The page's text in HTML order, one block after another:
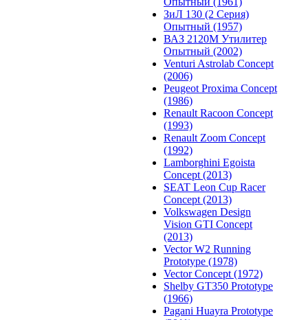
ЗиЛ 130 (2 Серия)
Опытный (1957)
ВАЗ 2120М Утилитер
Опытный (2002)
Venturi Astrolab Concept
(2006)
Peugeot Proxima Concept
(1986)
Renault Racoon Concept
(1993)
Renault Zoom Concept
(1992)
Lamborghini Egoista
Concept (2013)
SEAT Leon Cup Racer
Concept (2013)
Volkswagen Design
Vision GTI Concept
(2013)
Vector W2 Running
Prototype (1978)
Vector Concept (1972)
Shelby GT350 Prototype
(1966)
Pagani Huayra Prototype